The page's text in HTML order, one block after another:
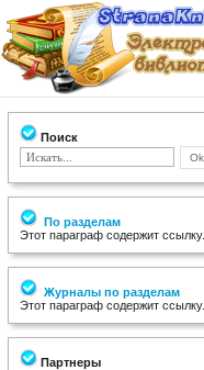
Поиск
По разделам
Этот параграф содержит ссылку.
Журналы по разделам
Этот параграф содержит ссылку.
Партнеры